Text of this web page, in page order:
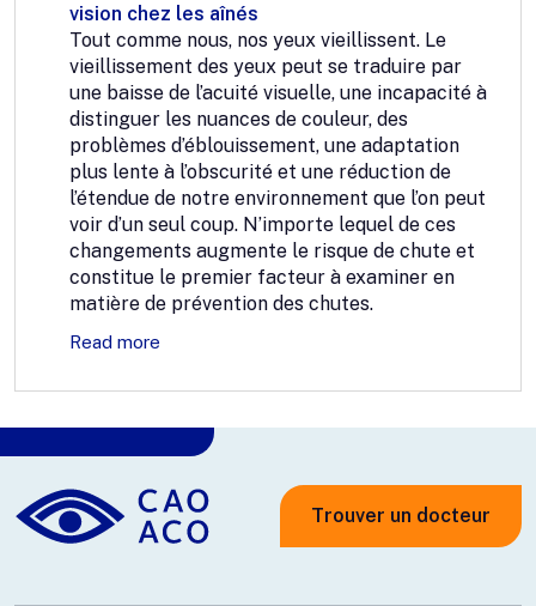
vision chez les aînés
Tout comme nous, nos yeux vieillissent. Le
vieillissement des yeux peut se traduire par
une baisse de l’acuité visuelle, une incapacité à
distinguer les nuances de couleur, des
problèmes d’éblouissement, une adaptation
plus lente à l’obscurité et une réduction de
l’étendue de notre environnement que l’on peut
voir d’un seul coup. N’importe lequel de ces
changements augmente le risque de chute et
constitue le premier facteur à examiner en
matière de prévention des chutes.
Read more
Trouver un docteur